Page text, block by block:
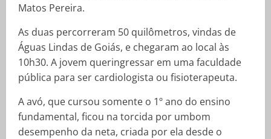
Matos Pereira.
As duas percorreram 50 quilômetros, vindas de
Águas Lindas de Goiás, e chegaram ao local às
10h30. A jovem queringressar em uma faculdade
pública para ser cardiologista ou fisioterapeuta.
A avó, que cursou somente o 1º ano do ensino
fundamental, ficou na torcida por umbom
desempenho da neta, criada por ela desde o